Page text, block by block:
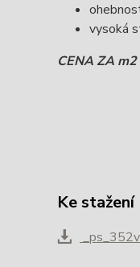
vysoká
CENA ZA m2
Ke stažení